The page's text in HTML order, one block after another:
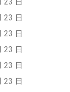
23 日
23 日
23 日
23 日
23 日